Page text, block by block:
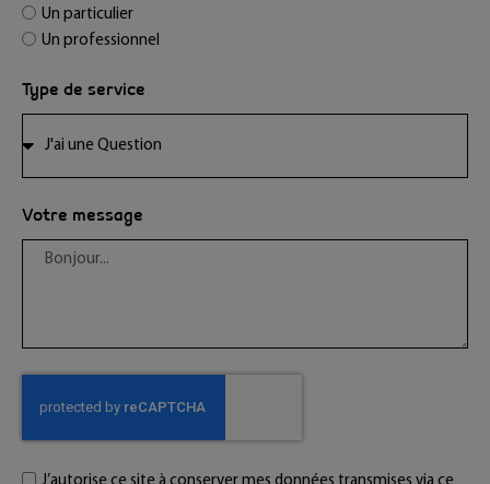
Un particulier
Un professionnel
Type de service
Votre message